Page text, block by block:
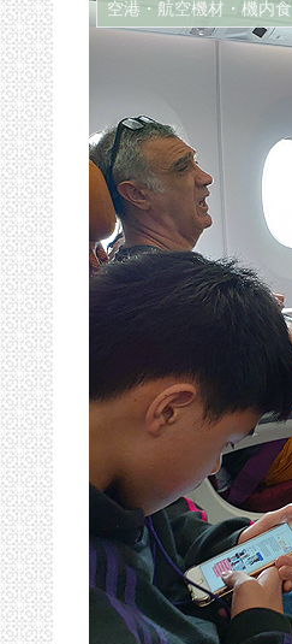
空港・航空機材・機内食